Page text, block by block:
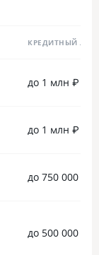
КРЕДИТНЫЙ
до 1 млн ₽
до 1 млн ₽
до 750 000 ₽
до 500 000 ₽